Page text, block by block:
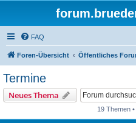
FAQ
Foren-Übersicht Öffentliches
Termine
Neues Thema
19 Themen